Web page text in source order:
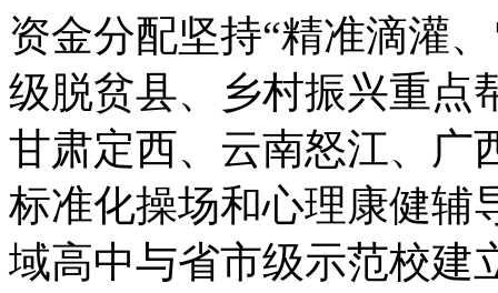
资金分配坚持“精准滴灌
级脱贫县、乡村振兴重点
甘肃定西、云南怒江、广
标准化操场和心理康健辅
域高中与省市级示范校建